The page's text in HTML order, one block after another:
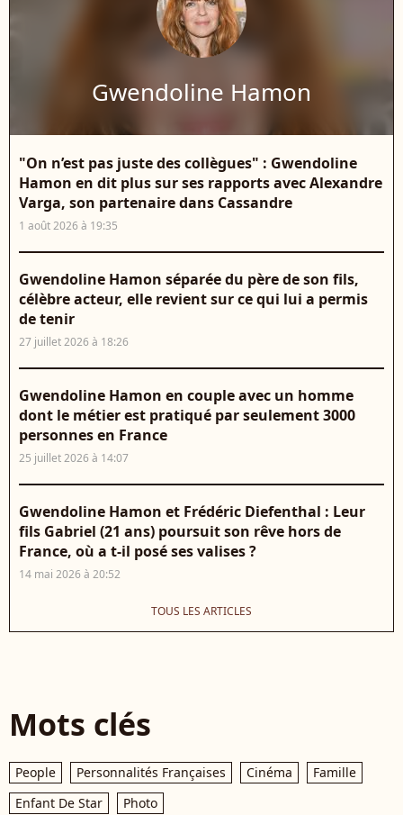
Gwendoline Hamon
"On n’est pas juste des collègues" : Gwendoline
Hamon en dit plus sur ses rapports avec Alexandre
Varga, son partenaire dans Cassandre
1 août 2026 à 19:35
Gwendoline Hamon séparée du père de son fils,
célèbre acteur, elle revient sur ce qui lui a permis
de tenir
27 juillet 2026 à 18:26
Gwendoline Hamon en couple avec un homme
dont le métier est pratiqué par seulement 3000
personnes en France
25 juillet 2026 à 14:07
Gwendoline Hamon et Frédéric Diefenthal : Leur
fils Gabriel (21 ans) poursuit son rêve hors de
France, où a t-il posé ses valises ?
14 mai 2026 à 20:52
TOUS LES ARTICLES
Mots clés
People Personnalités Françaises Cinéma
Famille
Enfant De Star
Photo